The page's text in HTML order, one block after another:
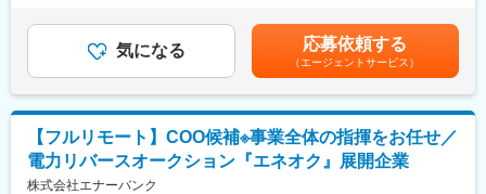
◇モバイルオーダープラットフォーム「PICKS」：個店を中心に
モバイルオーダーの開発～運用までを一気通貫で提供します。
◇「PICKS」を利用することで、飲食店はテイクアウトやデリバ
リーにおける集客～継続的な顧客リレーションの強化まで包括的
にひとつのサービスで行うことが可能です。
◇各種業務フローの整備および改善
◇メンバー育成およびマネジメント
◇組織拡大に伴う体制設計
＜管理業務＞
ご経験、スキルを参考に当社規定により決定します。賃金はあく
までも目安の金額であり、選考を通じて上下する可能性がありま
す。月給(月額)は固定手当を含めた表記です。
気になる 応募依頼する
（エージェントサービス）
【フルリモート】COO候補※事業全体の指揮をお任せ／
電力リバースオークション『エネオク』展開企業
株式会社エナーバンク